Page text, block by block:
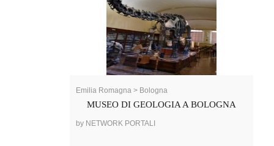
Emilia Romagna > Bologna
MUSEO DI GEOLOGIA A BOLOGNA
by NETWORK PORTALI